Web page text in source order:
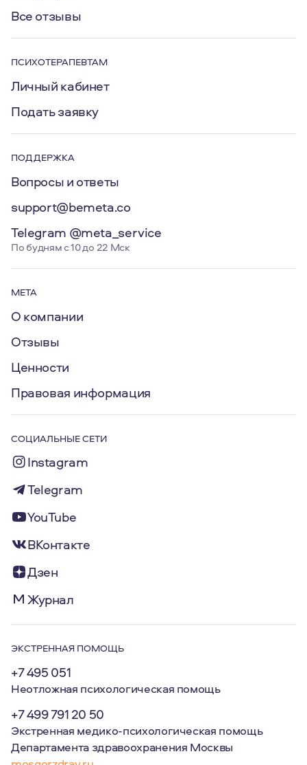
Все отзывы
ПСИХОТЕРАПЕВТАМ
Личный кабинет
Подать заявку
ПОДДЕРЖКА
Вопросы и ответы
support@bemeta.co
Telegram @meta_service
По будням с 10 до 22 Мск
МЕТА
О компании
Отзывы
Ценности
Правовая информация
СОЦИАЛЬНЫЕ СЕТИ
Instagram
Telegram
YouTube
ВКонтакте
Дзен
Журнал
ЭКСТРЕННАЯ ПОМОЩЬ
+7 495 051
Неотложная психологическая помощь
+7 499 791 20 50
Экстренная медико-психологическая помощь
Департамента здравоохранения Москвы